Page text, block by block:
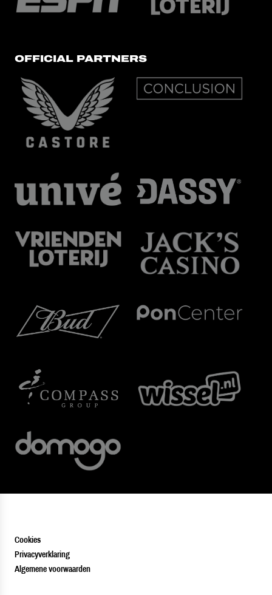
OFFICIAL PARTNERS
Cookies
Privacyverklaring
Algemene voorwaarden